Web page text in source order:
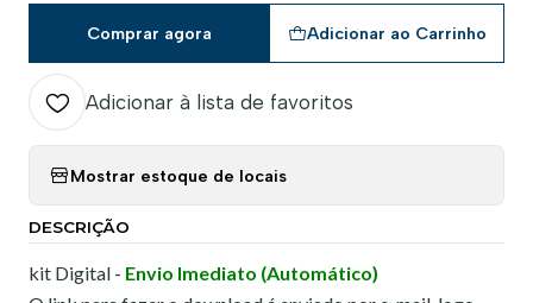
Adicionar ao Carrinho
Comprar agora
Adicionar à lista de favoritos
Mostrar estoque de locais
DESCRIÇÃO
kit Digital - Envio Imediato (Automático)